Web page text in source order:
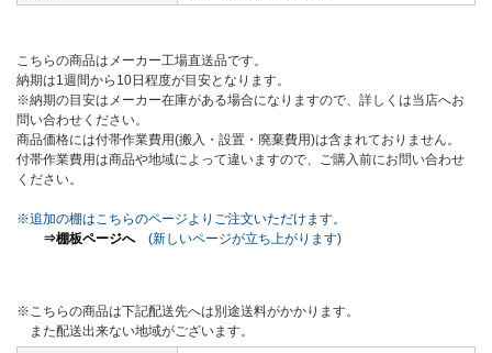
こちらの商品はメーカー工場直送品です。
納期は1週間から10日程度が目安となります。
※納期の目安はメーカー在庫がある場合になりますので、詳しくは当店へお
問い合わせください。
商品価格には付帯作業費用(搬入・設置・廃棄費用)は含まれておりません。
付帯作業費用は商品や地域によって違いますので、ご購入前にお問い合わせ
ください。
※追加の棚はこちらのページよりご注文いただけます。
⇒棚板ページへ(新しいページが立ち上がります)
※こちらの商品は下記配送先へは別途送料がかかります。
また配送出来ない地域がございます。